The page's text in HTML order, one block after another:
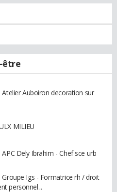
être
Auboiron decoration sur
MILIEU
Dely Ibrahim - Chef sce urb
Igs - Formatrice rh / droit
personnel...